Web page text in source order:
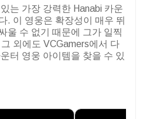
는 가장 강력한 Hanabi 카운
. 이 영웅은 확장성이 매우 뛰
울 수 없기 때문에 그가 일찍
외에도 VCGamers에서 다
터 영웅 아이템을 찾을 수 있